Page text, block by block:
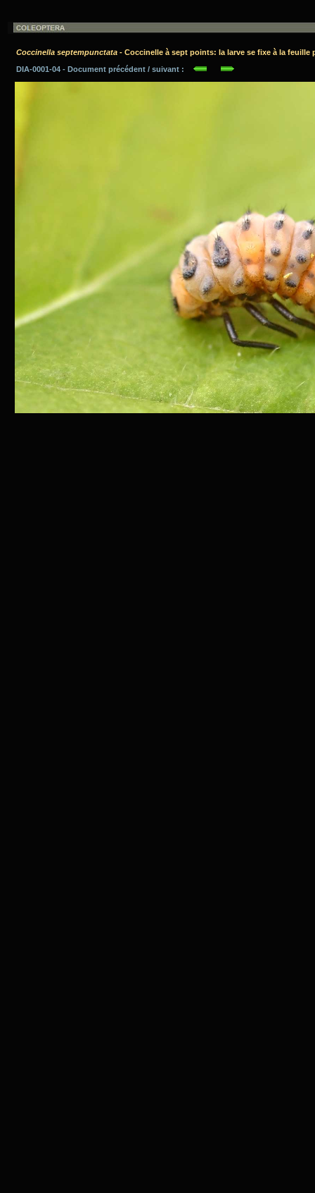
Coccinella septempunctata - Coccinelle à sept points: la larve se fixe à la
DIA-0001-04 - Document précédent / suivant :